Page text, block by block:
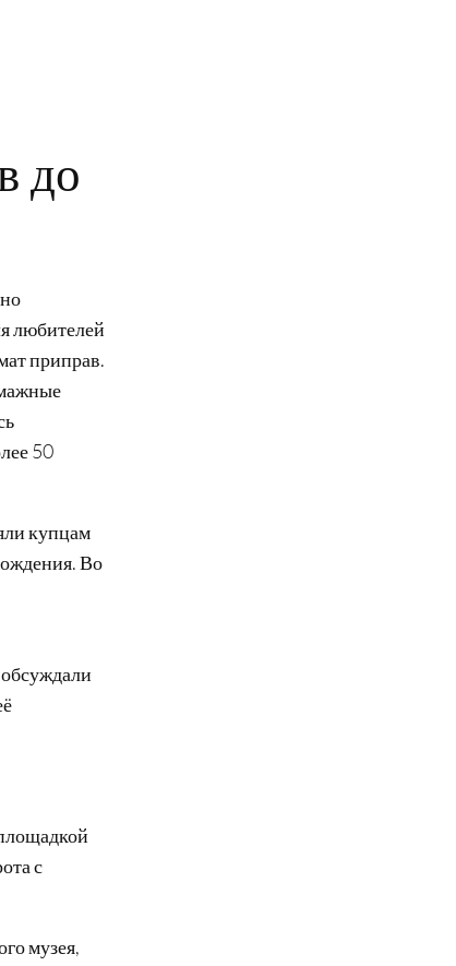
до
любителей
приправ.
50
купцам
Во
с
музея,